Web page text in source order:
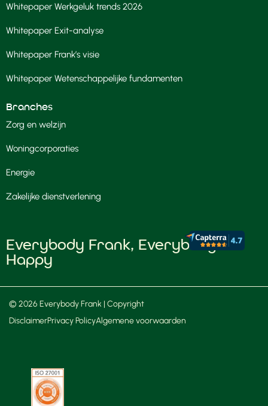
Whitepaper Werkgeluk trends 2026
Whitepaper Exit-analyse
Whitepaper Frank’s visie
Whitepaper Wetenschappelijke fundamenten
Branches
Zorg en welzijn
Woningcorporaties
Energie
Zakelijke dienstverlening
Everybody Frank, Everybody
Happy
© 2026 Everybody Frank | Copyright
DisclaimerPrivacy PolicyAlgemene voorwaarden